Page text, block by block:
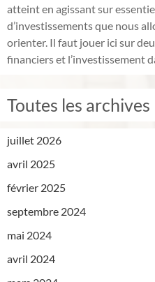
atteint en agissant sur
d’investissements que nous
orienter. Il faut jouer ici sur
financiers et l’investissement
Toutes les archives
juillet 2026
avril 2025
février 2025
septembre 2024
mai 2024
avril 2024